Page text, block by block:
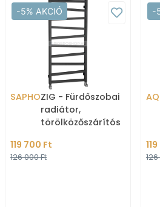
-5% AKCIÓ
SAPHOZIG - Fürdőszobai
radiátor,
törölközőszárítós
50x109,6cm - Antracit
119 700 Ft
126 000 Ft
-